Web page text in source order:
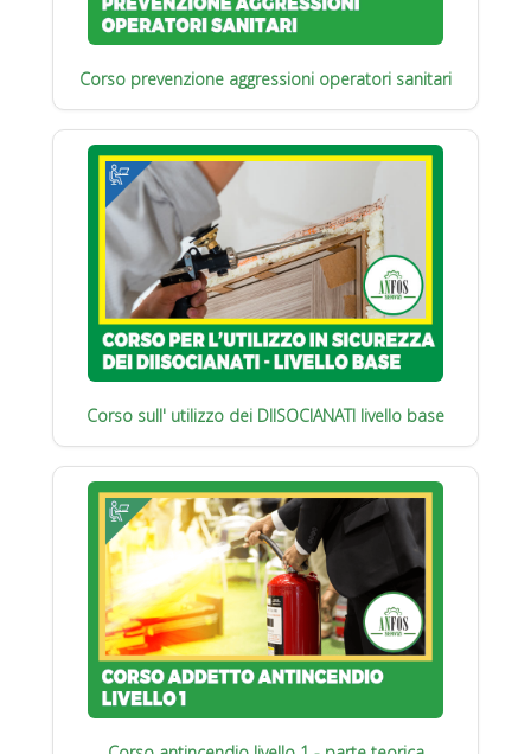
Corso prevenzione aggressioni operatori sanitari
Corso sull' utilizzo dei DIISOCIANATI livello base